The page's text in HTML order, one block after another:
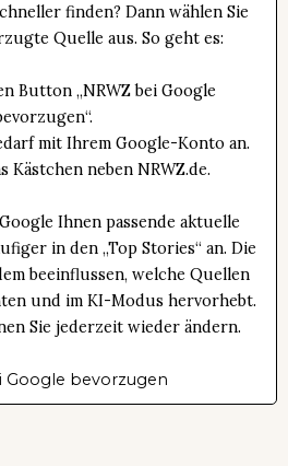
finden? Dann wählen Sie
Quelle aus. So geht es:
Button „NRWZ bei Google
mit Ihrem Google-Konto an.
Kästchen neben NRWZ.de.
Ihnen passende aktuelle
in den „Top Stories“ an. Die
beeinflussen, welche Quellen
und im KI-Modus hervorhebt.
Sie jederzeit wieder ändern.
Google bevorzugen